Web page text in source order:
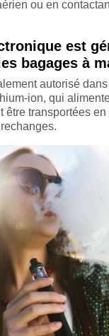
ou en
est
bagages à
autorisé
ion, qui
être transportées